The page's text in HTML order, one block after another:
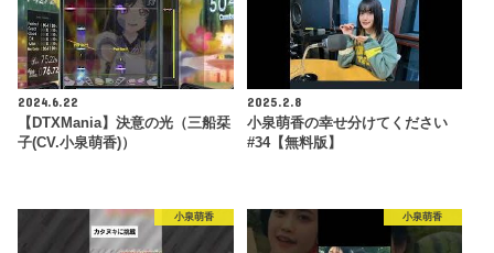
2024.6.22
【DTXMania】決意の光（三船栞
子(CV.小泉萌香)）
2025.2.8
小泉萌香の幸せ分けてください
#34【無料版】
小泉萌香 小泉萌香